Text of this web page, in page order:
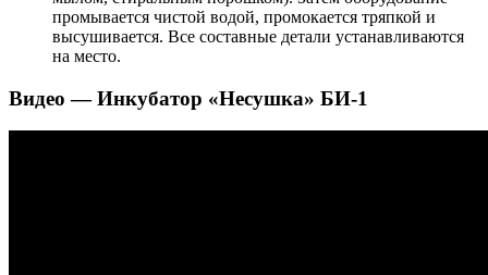
промывается чистой водой, промокается тряпкой и
высушивается. Все составные детали устанавливаются
на место.
Видео — Инкубатор «Несушка» БИ-1